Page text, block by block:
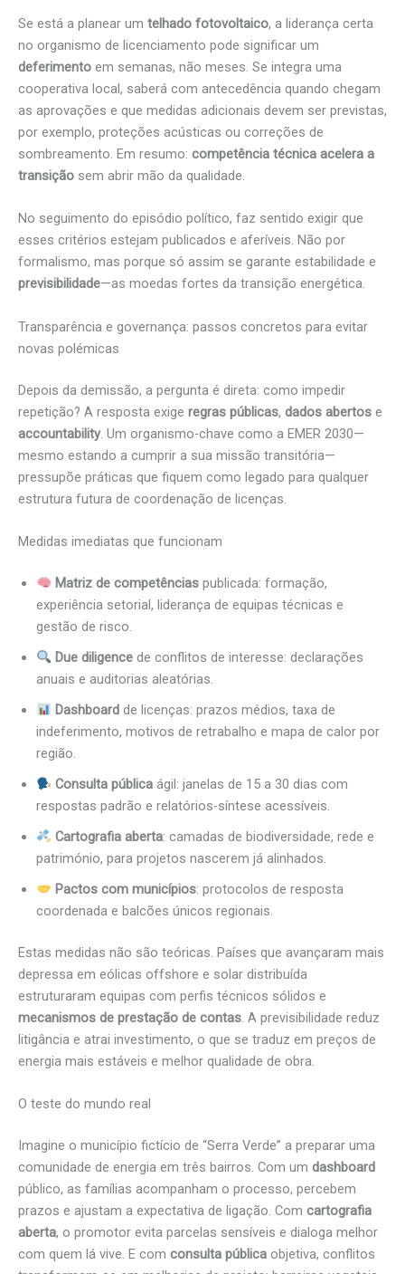
Se está a planear um telhado fotovoltaico, a liderança certa
no organismo de licenciamento pode significar um
deferimento em semanas, não meses. Se integra uma
cooperativa local, saberá com antecedência quando chegam
as aprovações e que medidas adicionais devem ser previstas,
por exemplo, proteções acústicas ou correções de
sombreamento. Em resumo: competência técnica acelera a
transição sem abrir mão da qualidade.
No seguimento do episódio político, faz sentido exigir que
esses critérios estejam publicados e aferíveis. Não por
formalismo, mas porque só assim se garante estabilidade e
previsibilidade—as moedas fortes da transição energética.
Transparência e governança: passos concretos para evitar
novas polémicas
Depois da demissão, a pergunta é direta: como impedir
repetição? A resposta exige regras públicas, dados abertos e
accountability. Um organismo-chave como a EMER 2030—
mesmo estando a cumprir a sua missão transitória—
pressupõe práticas que fiquem como legado para qualquer
estrutura futura de coordenação de licenças.
Medidas imediatas que funcionam
Matriz de competênciaspublicada: formação,
experiência setorial, liderança de equipas técnicas e
gestão de risco.
Due diligencede conflitos de interesse: declarações
anuais e auditorias aleatórias.
Dashboardde licenças: prazos médios, taxa de
indeferimento, motivos de retrabalho e mapa de calor por
região.
Consulta públicaágil: janelas de 15 a 30 dias com
respostas padrão e relatórios-síntese acessíveis.
Cartografia aberta: camadas de biodiversidade, rede e
património, para projetos nascerem já alinhados.
Pactos com municípios: protocolos de resposta
coordenada e balcões únicos regionais.
Estas medidas não são teóricas. Países que avançaram mais
depressa em eólicas offshore e solar distribuída
estruturaram equipas com perfis técnicos sólidos e
mecanismos de prestação de contas. A previsibilidade reduz
litigância e atrai investimento, o que se traduz em preços de
energia mais estáveis e melhor qualidade de obra.
O teste do mundo real
Imagine o município fictício de “Serra Verde” a preparar uma
comunidade de energia em três bairros. Com um dashboard
público, as famílias acompanham o processo, percebem
prazos e ajustam a expectativa de ligação. Com cartografia
aberta, o promotor evita parcelas sensíveis e dialoga melhor
com quem lá vive. E com consulta pública objetiva, conflitos